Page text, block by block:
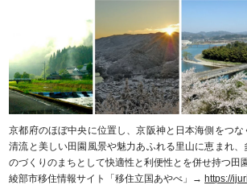
京都府のほぼ中央に位置し、京阪神と日本海側をつ
清流と美しい田園風景や魅力あふれる里山に恵まれ、
のづくりのまちとして快適性と利便性とを併せ持つ田
綾部市移住情報サイト「移住立国あやべ」→https://